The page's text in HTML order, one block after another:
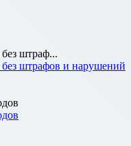
штраф...
штрафов и нарушений